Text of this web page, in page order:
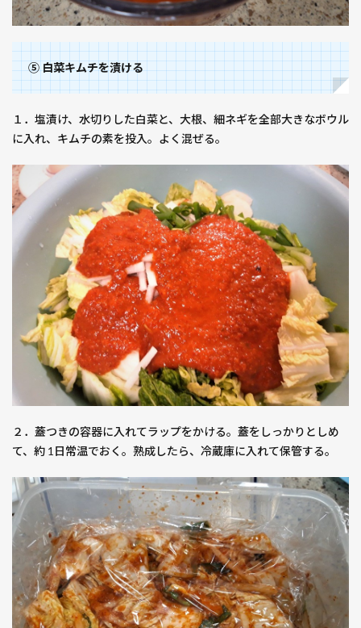
⑤ 白菜キムチを漬ける
１．塩漬け、水切りした白菜と、大根、細ネギを全部大きなボウル
に入れ、キムチの素を投入。よく混ぜる。
２．蓋つきの容器に入れてラップをかける。蓋をしっかりとしめ
て、約 1日常温でおく。熟成したら、冷蔵庫に入れて保管する。